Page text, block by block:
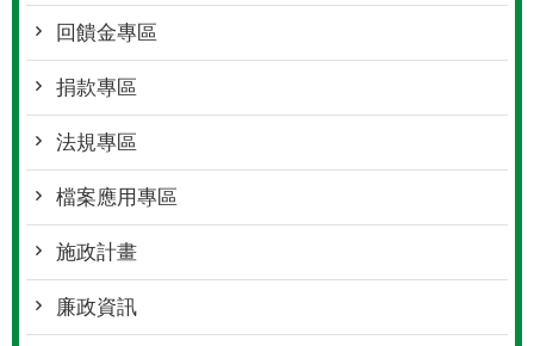
回饋金專區
捐款專區
法規專區
檔案應用專區
施政計畫
廉政資訊